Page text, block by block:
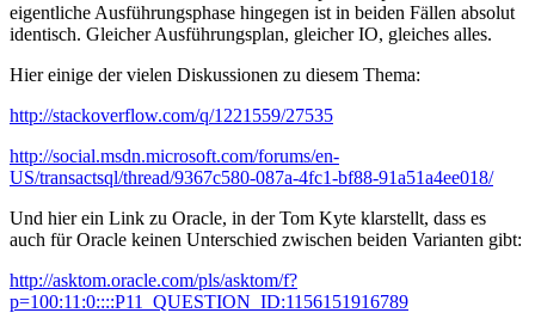
eigentliche Ausführungsphase hingegen ist in beiden Fällen absolut
identisch. Gleicher Ausführungsplan, gleicher IO, gleiches alles.
Hier einige der vielen Diskussionen zu diesem Thema:
http://stackoverflow.com/q/1221559/27535
http://social.msdn.microsoft.com/forums/en-
US/transactsql/thread/9367c580-087a-4fc1-bf88-91a51a4ee018/
Und hier ein Link zu Oracle, in der Tom Kyte klarstellt, dass es
auch für Oracle keinen Unterschied zwischen beiden Varianten gibt:
http://asktom.oracle.com/pls/asktom/f?
p=100:11:0::::P11_QUESTION_ID:1156151916789